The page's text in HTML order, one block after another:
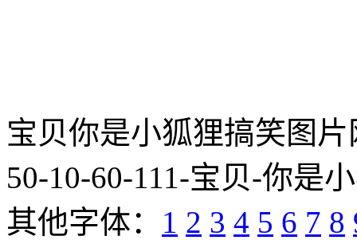
宝贝你是小狐狸搞笑图片
50-10-60-111-宝贝-你是
其他字体： 1 2 3 4 5 6 7 8